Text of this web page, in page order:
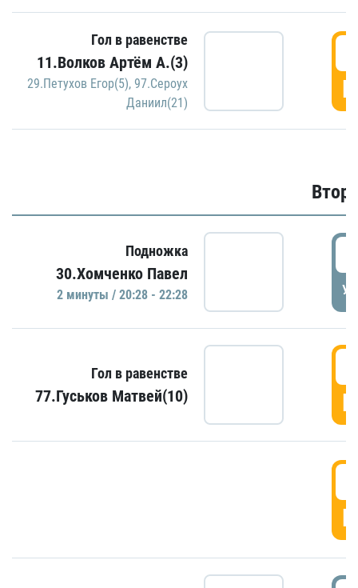
Гол в равенстве
11.Волков Артём А.(3)
29.Петухов Егор(5), 97.Сероух
Даниил(21)
Подножка
30.Хомченко Павел
2 минуты / 20:28 - 22:28
Гол в равенстве
77.Гуськов Матвей(10)